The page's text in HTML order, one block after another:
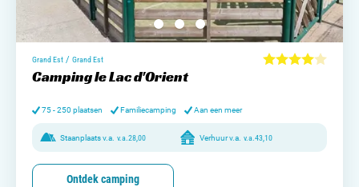
Grand Est / Grand Est
Camping le Lac d'Orient
75 - 250 plaatsen Familiecamping Aan een meer
Staanplaats v.a. v.a. 28,00 Verhuur v.a. v.a. 43,10
Ontdek camping